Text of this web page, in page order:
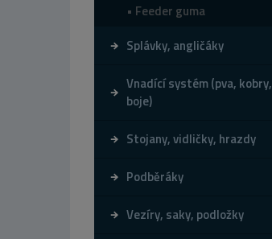
Feeder guma
Splávky, angličáky
Vnadící systém (pva, kobry,
boje)
Stojany, vidličky, hrazdy
Podběráky
Vezíry, saky, podložky